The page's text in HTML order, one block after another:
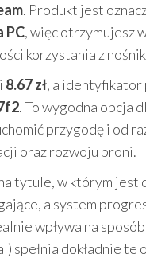
. Produkt jest
PC, więc otrzymujesz
korzystania z
8.67 zł, a identyfikator
. To wygodna opcja
przygodę i od
oraz rozwoju broni.
tytule, w którym jest
a system
wpływa na
spełnia dokładnie te